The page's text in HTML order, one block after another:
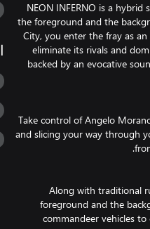
NEON INFERNO is a
the foreground and the
City, you enter the fray as
eliminate its rivals and
backed by an evocative
Take control of Angelo
and slicing your way through
Along with traditional
foreground and the
commandeer vehicles